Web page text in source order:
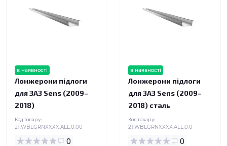
в наявності
Лонжерони підлоги
для ЗАЗ Sens (2009–
2018)
Код товару:
21.WBLGRNXXXX.ALL.0.00
0
в наявності
Лонжерони підлоги
для ЗАЗ Sens (2009–
2018) сталь
Код товару:
21.WBLGRNXXXX.ALL.0.0
0